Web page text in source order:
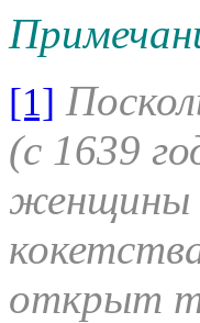
[1]
(с 1639
женщины
открыт